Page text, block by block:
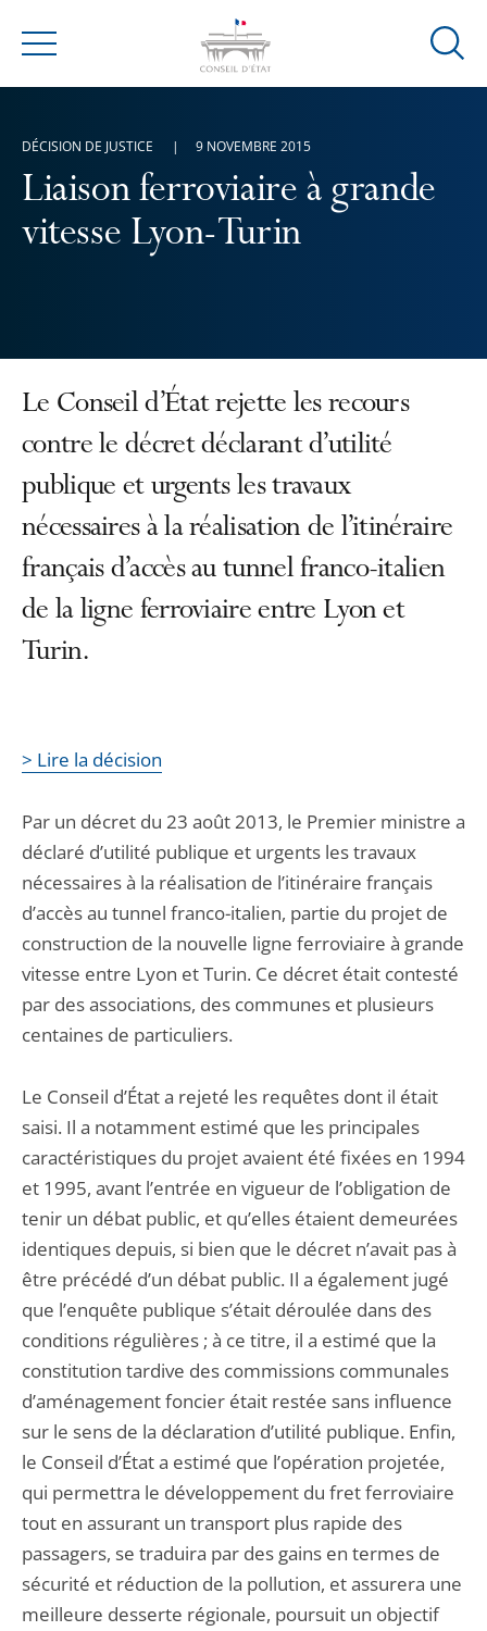
Menu
Ouvrir
Liaison ferroviaire à grande
vitesse Lyon-Turin
DÉCISION DE JUSTICE 9 NOVEMBRE 2015
Le Conseil d’État rejette les recours
contre le décret déclarant d’utilité
publique et urgents les travaux
nécessaires à la réalisation de l’itinéraire
français d’accès au tunnel franco-italien
de la ligne ferroviaire entre Lyon et
Turin.
> Lire la décision
Par un décret du 23 août 2013, le Premier ministre a
déclaré d’utilité publique et urgents les travaux
nécessaires à la réalisation de l’itinéraire français
d’accès au tunnel franco-italien, partie du projet de
construction de la nouvelle ligne ferroviaire à grande
vitesse entre Lyon et Turin. Ce décret était contesté
par des associations, des communes et plusieurs
centaines de particuliers.
Le Conseil d’État a rejeté les requêtes dont il était
saisi. Il a notamment estimé que les principales
caractéristiques du projet avaient été fixées en 1994
et 1995, avant l’entrée en vigueur de l’obligation de
tenir un débat public, et qu’elles étaient demeurées
identiques depuis, si bien que le décret n’avait pas à
être précédé d’un débat public. Il a également jugé
que l’enquête publique s’était déroulée dans des
conditions régulières ; à ce titre, il a estimé que la
constitution tardive des commissions communales
d’aménagement foncier était restée sans influence
sur le sens de la déclaration d’utilité publique. Enfin,
le Conseil d’État a estimé que l’opération projetée,
qui permettra le développement du fret ferroviaire
tout en assurant un transport plus rapide des
passagers, se traduira par des gains en termes de
sécurité et réduction de la pollution, et assurera une
meilleure desserte régionale, poursuit un objectif